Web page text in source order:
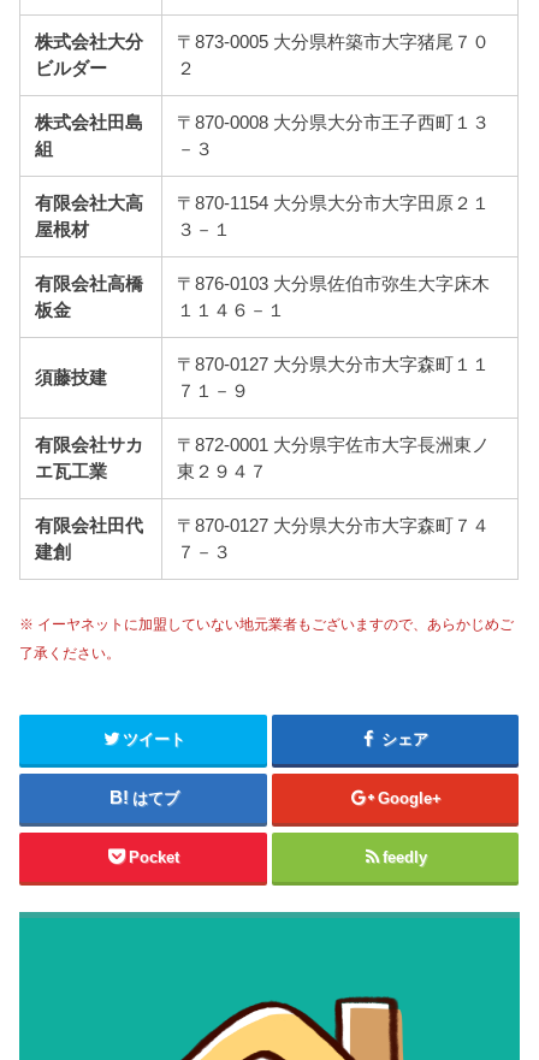
株式会社大分
ビルダー
〒873-0005 大分県杵築市大字猪尾７０
２
株式会社田島
組
〒870-0008 大分県大分市王子西町１３
－３
有限会社大高
屋根材
〒870-1154 大分県大分市大字田原２１
３－１
有限会社高橋
板金
〒876-0103 大分県佐伯市弥生大字床木
１１４６－１
須藤技建
〒870-0127 大分県大分市大字森町１１
７１－９
有限会社サカ
エ瓦工業
〒872-0001 大分県宇佐市大字長洲東ノ
東２９４７
有限会社田代
建創
〒870-0127 大分県大分市大字森町７４
７－３
※ イーヤネットに加盟していない地元業者もございますので、あらかじめご
了承ください。
ツイート シェア
はてブ Google+
Pocket feedly